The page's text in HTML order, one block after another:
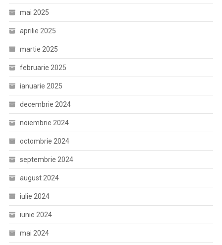
mai 2025
aprilie 2025
martie 2025
februarie 2025
ianuarie 2025
decembrie 2024
noiembrie 2024
octombrie 2024
septembrie 2024
august 2024
iulie 2024
iunie 2024
mai 2024